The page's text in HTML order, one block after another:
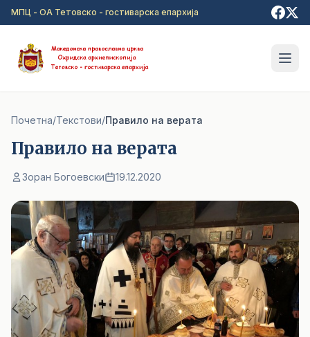
Прејди на главна содржина
МПЦ - ОА Тетовско - гостиварска епархија
Почетна/Текстови/Правило на верата
Правило на верата
Зоран Богоевски 19.12.2020